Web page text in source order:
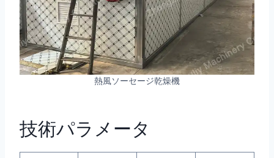
熱風ソーセージ乾燥機
技術パラメータ